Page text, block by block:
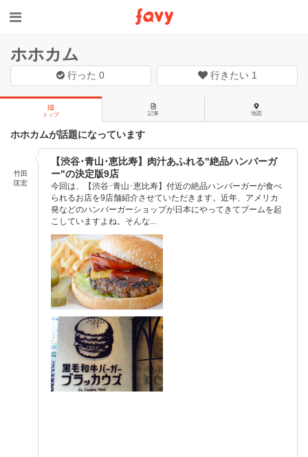
ホホカム
行った0 行きたい 1
トップ 記事 地図
ホホカムが話題になっています
竹田
匡宏
【渋谷･青山･恵比寿】肉汁あふれる"絶品ハンバーガ
ー"の決定版9店
今回は、【渋谷･青山･恵比寿】付近の絶品ハンバーガーが食べ
られるお店を9店舗紹介させていただきます。近年、アメリカ
発などのハンバーガーショップが日本にやってきてブームを起
こしていますよね。そんな...